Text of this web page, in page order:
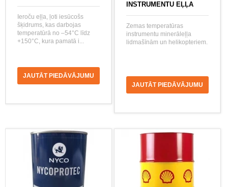
Ieroču eļļa, ļoti iesūcošs
šķidrums, kas darbojas
temperatūrā no –54°C līdz
+150°C, kura pamatā i...
JAUTĀT PIEDĀVĀJUMU
INSTRUMENTU EĻĻA
Zemas temperatūras
instrumentu minerāleļļa
lidmašīnām un helikopteriem.
JAUTĀT PIEDĀVĀJUMU